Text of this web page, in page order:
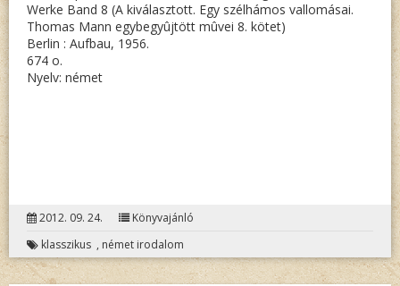
Werke Band 8 (A kiválasztott. Egy szélhámos vallomásai.
Thomas Mann egybegyûjtött mûvei 8. kötet)
Berlin : Aufbau, 1956.
674 o.
Nyelv: német
2012. 09. 24.
Könyvajánló
klasszikus , német irodalom